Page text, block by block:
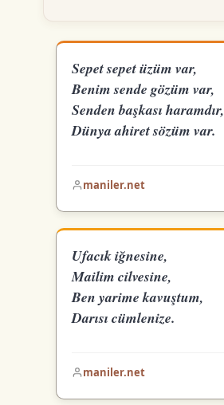
Sepet sepet üzüm var,
Benim sende gözüm var,
Senden başkası haramdır,
Dünya ahiret sözüm var.
maniler.net
Ufacık iğnesine,
Mailim cilvesine,
Ben yarime kavuştum,
Darısı cümlenize.
maniler.net